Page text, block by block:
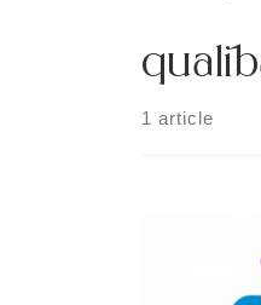
1 article